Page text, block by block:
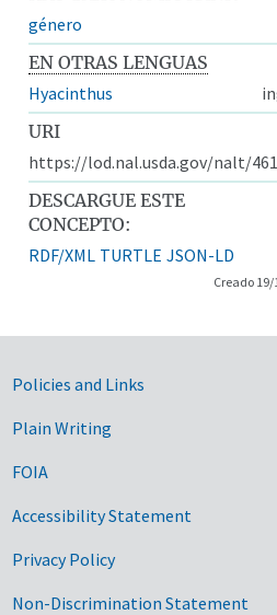
género
EN OTRAS LENGUAS
Hyacinthus
URI
https://lod.nal.usda.gov/nalt/
DESCARGUE ESTE
CONCEPTO:
RDF/XML TURTLE JSON-LD
Creado
Government Links
Policies and Links
Plain Writing
FOIA
Accessibility Statement
Privacy Policy
Non-Discrimination Statement